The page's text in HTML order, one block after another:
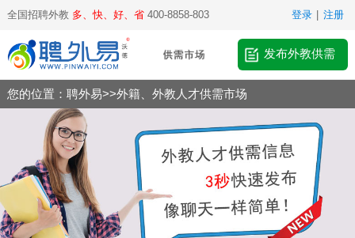
全国招聘外教 多、快、好、省400-8858-803 登录 注册
发布外教供需
您的位置： 聘外易>>外籍、外教人才供需市场